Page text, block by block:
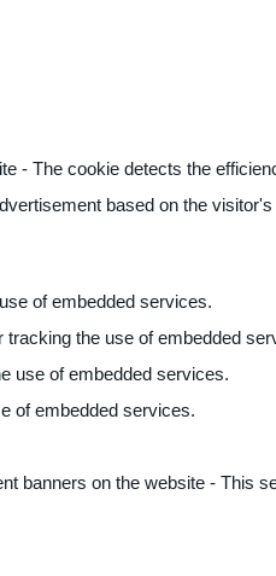
- The cookie detects the
based on the
of embedded services.
the use of embedded
use of embedded services.
of embedded services.
banners on the website - This